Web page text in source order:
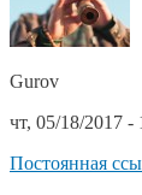
Gurov
чт, 05/18/2017 -
Постоянная